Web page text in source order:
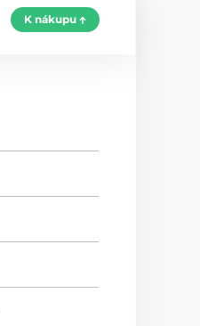
K nákupu